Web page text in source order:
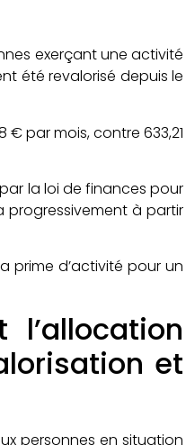
exerçant une activité
été revalorisé depuis le
€ par mois, contre 633,21
la loi de finances pour
progressivement à partir
prime d’activité pour un
et
personnes en situation